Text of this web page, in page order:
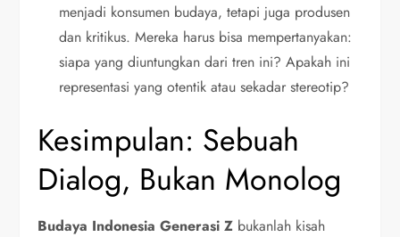
menjadi konsumen budaya, tetapi juga produsen
dan kritikus. Mereka harus bisa mempertanyakan:
siapa yang diuntungkan dari tren ini? Apakah ini
representasi yang otentik atau sekadar stereotip?
Kesimpulan: Sebuah
Dialog, Bukan Monolog
Budaya Indonesia Generasi Z bukanlah kisah